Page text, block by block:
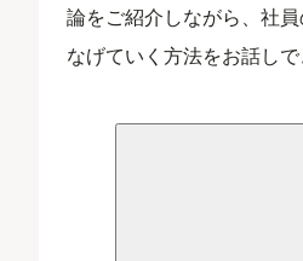
論をご紹介しながら、社
なげていく方法をお話しで